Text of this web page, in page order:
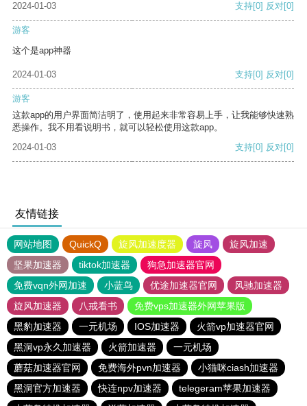
2024-01-03 支持[0] 反对[0]
游客
这个是app神器
2024-01-03 支持[0] 反对[0]
游客
这款app的用户界面简洁明了，使用起来非常容易上手，让我能够快速熟
悉操作。我不用看说明书，就可以轻松使用这款app。
2024-01-03
支持[0] 反对[0]
友情链接
网站地图 QuickQ 旋风加速度器 旋风
旋风加速
坚果加速器
tiktok加速器
狗急加速器官网
免费vqn外网加速
小蓝鸟 优途加速器官网
风驰加速器
旋风加速器
八戒看书
免费vps加速器外网苹果版
黑豹加速器
一元机场 IOS加速器
火箭vp加速器官网
黑洞vp永久加速器
火箭加速器
一元机场
蘑菇加速器官网
免费海外pvn加速器
小猫咪ciash加速器
黑洞官方加速器
快连npv加速器
telegeram苹果加速器